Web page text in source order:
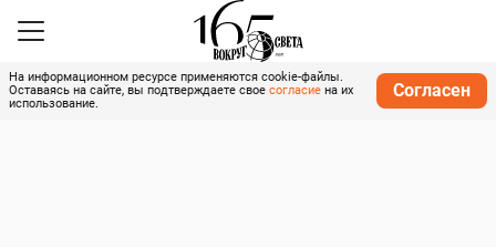
На информационном ресурсе применяются cookie-файлы.
Оставаясь на сайте, вы подтверждаете свое согласие на их
использование.
Согласен